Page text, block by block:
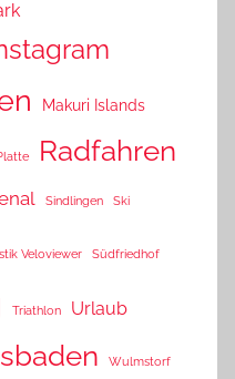
Makuri Islands
Radfahren
Sindlingen Ski
Veloviewer Südfriedhof
Triathlon Urlaub
Wulmstorf